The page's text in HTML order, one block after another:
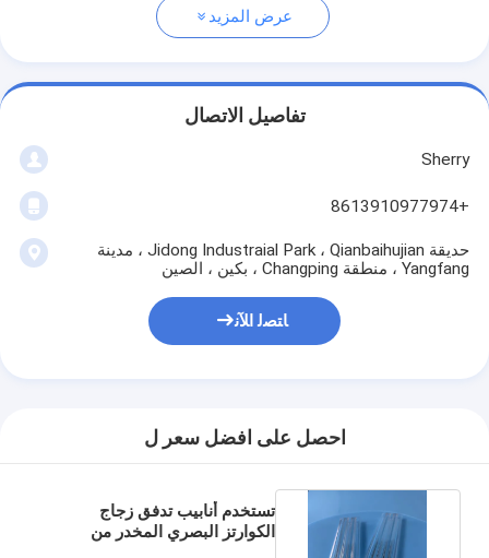
عرض المزيد
تفاصيل الاتصال
Sherry
+8613910977974
حديقة Jidong Industraial Park ، Qianbaihujian ، مدينة
Yangfang ، منطقة Changping ، بكين ، الصين
ﺎﺘﺼﻟ ﺍﻶﻧ
احصل على افضل سعر ل
تستخدم أنابيب تدفق زجاج
الكوارتز البصري المخدر من